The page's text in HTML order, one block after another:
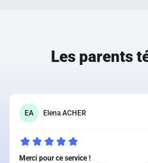
Les parents
EA Elena ACHER
Merci pour ce service !